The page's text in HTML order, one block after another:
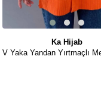
Ka Hijab